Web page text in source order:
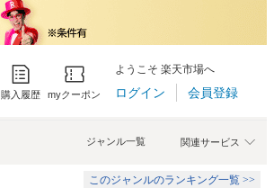
購入履歴 myクーポン
ようこそ 楽天市場へ
ログイン 会員登録
関連サービス
ジャンル一覧
このジャンルのランキング一覧 >>